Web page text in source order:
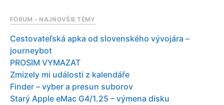
FÓRUM – NAJNOVŠIE TÉMY
Cestovateľská apka od slovenského vývojára –
journeybot
PROSIM VYMAZAT
Zmizely mi události z kalendáře
Finder – vyber a presun suborov
Starý Apple eMac G4/1.25 – výmena disku